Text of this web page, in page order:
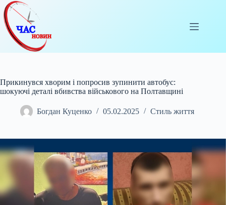
Перейти
до
вмісту
Прикинувся хворим і попросив зупинити автобус:
шокуючі деталі вбивства військового на Полтавщині
Богдан Куценко 05.02.2025 Стиль життя